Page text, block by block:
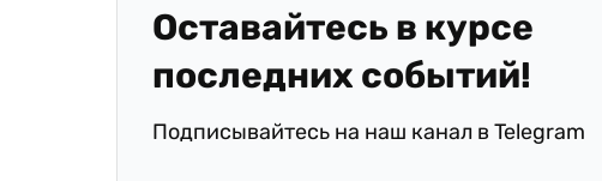
Оставайтесь в курсе
последних событий!
Подписывайтесь на наш канал в Telegram